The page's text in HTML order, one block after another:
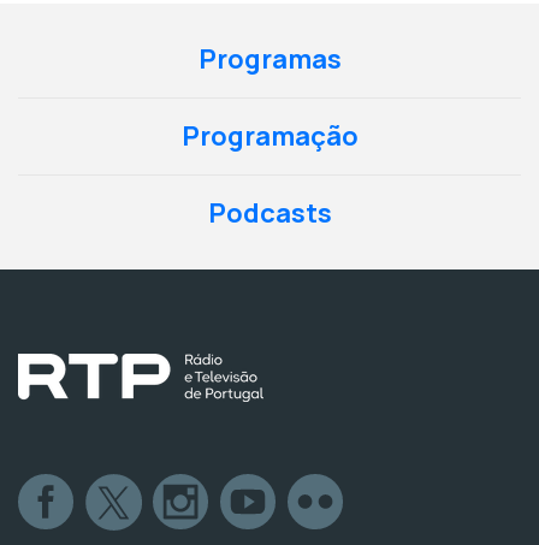
Programas
Programação
Podcasts